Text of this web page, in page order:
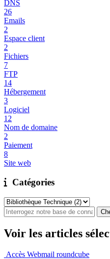
DNS
26
Emails
2
Espace client
2
Fichiers
7
FTP
14
Hébergement
3
Logiciel
12
Nom de domaine
2
Paiement
8
Site web
Catégories
Voir les articles
Accès Webmail roundcube